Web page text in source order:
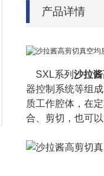
产品详情
SXL系列 沙拉
器控制系统等组
质工作腔体，在
合、剪切，也可